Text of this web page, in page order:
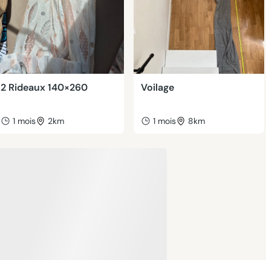
2 Rideaux 140×260
1 mois 2km
Voilage
1 mois 8km